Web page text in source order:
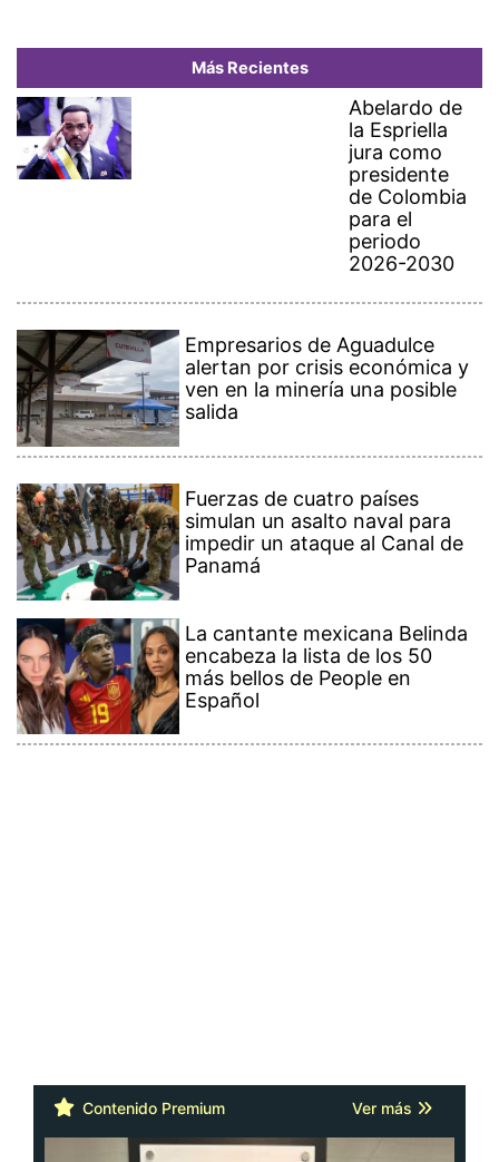
Más Recientes
Abelardo de
la Espriella
jura como
presidente
de Colombia
para el
periodo
2026-2030
Empresarios de Aguadulce
alertan por crisis económica y
ven en la minería una posible
salida
Fuerzas de cuatro países
simulan un asalto naval para
impedir un ataque al Canal de
Panamá
La cantante mexicana Belinda
encabeza la lista de los 50
más bellos de People en
Español
Contenido Premium Ver más